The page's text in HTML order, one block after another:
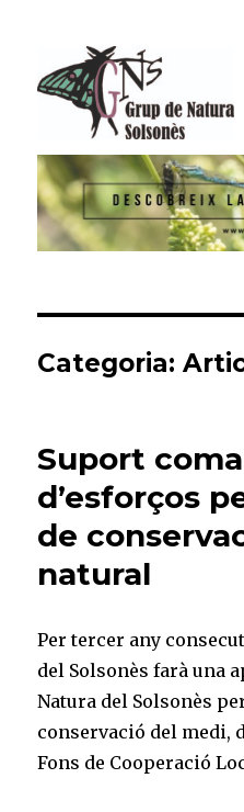
Grup de
Categoria:
Suport
d’esforços
de
natural
Per tercer any
del Solsonès farà una
Natura del Solsonès
conservació del medi,
Fons de Cooperació